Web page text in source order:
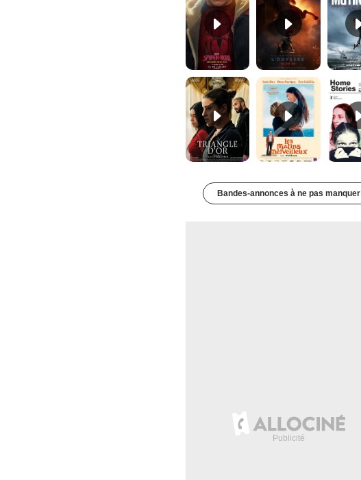
Les Matins merveilleux Bande-annonce VF
Bandes-annonces à ne pas manquer